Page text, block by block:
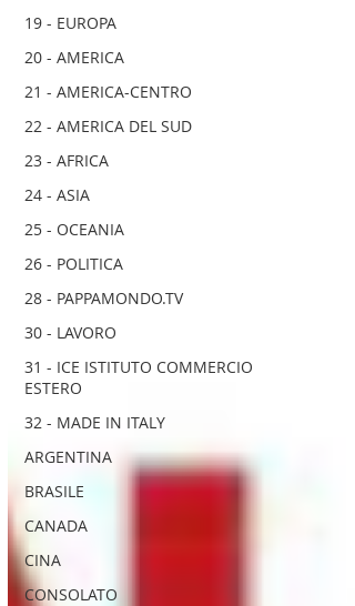
19 - EUROPA
20 - AMERICA
21 - AMERICA-CENTRO
22 - AMERICA DEL SUD
23 - AFRICA
24 - ASIA
25 - OCEANIA
26 - POLITICA
28 - PAPPAMONDO.TV
30 - LAVORO
31 - ICE ISTITUTO COMMERCIO
ESTERO
32 - MADE IN ITALY
ARGENTINA
BRASILE
CANADA
CINA
CONSOLATO